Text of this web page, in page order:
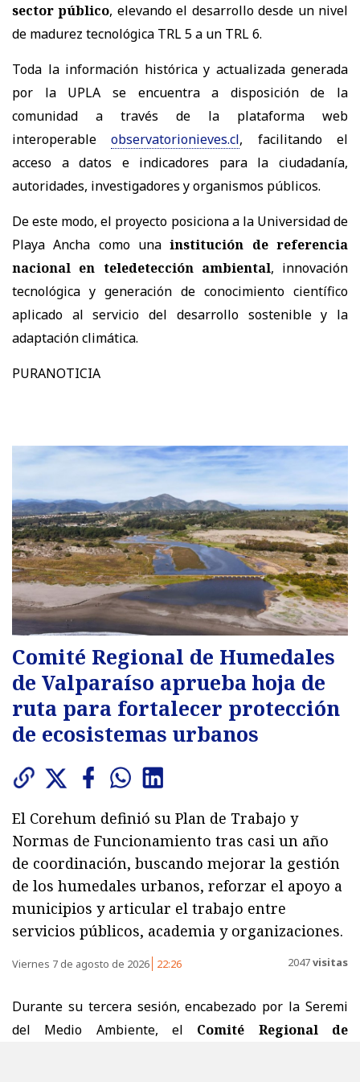
sector público, elevando el desarrollo desde un nivel
de madurez tecnológica TRL 5 a un TRL 6.
Toda la información histórica y actualizada generada
por la UPLA se encuentra a disposición de la
comunidad a través de la plataforma web
interoperable
observatorionieves.cl, facilitando el
acceso a datos e indicadores para la ciudadanía,
autoridades, investigadores y organismos públicos.
De este modo, el proyecto posiciona a la Universidad de
Playa Ancha como una institución de referencia
nacional en teledetección ambiental, innovación
tecnológica y generación de conocimiento científico
aplicado al servicio del desarrollo sostenible y la
adaptación climática.
PURANOTICIA
Comité Regional de Humedales
de Valparaíso aprueba hoja de
ruta para fortalecer protección
de ecosistemas urbanos
El Corehum definió su Plan de Trabajo y
Normas de Funcionamiento tras casi un año
de coordinación, buscando mejorar la gestión
de los humedales urbanos, reforzar el apoyo a
municipios y articular el trabajo entre
servicios públicos, academia y organizaciones.
Viernes 7 de agosto de 2026 22:26 2047visitas
Durante su tercera sesión, encabezado por la Seremi
del Medio Ambiente, el
Comité Regional de